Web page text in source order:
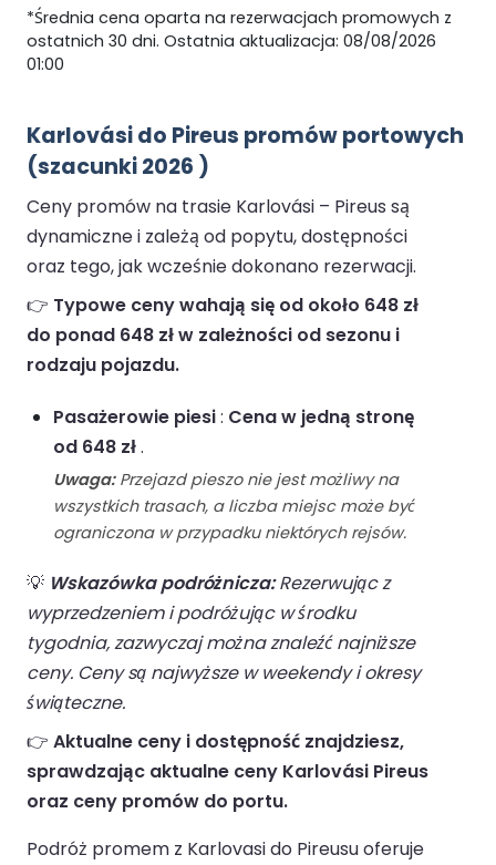
*Średnia cena oparta na rezerwacjach promowych z
ostatnich 30 dni. Ostatnia aktualizacja: 08/08/2026
01:00
Karlovási do Pireus promów portowych
(szacunki 2026 )
Ceny promów na trasie Karlovási – Pireus są
dynamiczne i zależą od popytu, dostępności
oraz tego, jak wcześnie dokonano rezerwacji.
👉 Typowe ceny wahają się od około 648 zł
do ponad 648 zł w zależności od sezonu i
rodzaju pojazdu.
Pasażerowie piesi: Cena w jedną stronę
od 648 zł.
Uwaga:Przejazd pieszo nie jest możliwy na
wszystkich trasach, a liczba miejsc może być
ograniczona w przypadku niektórych rejsów.
💡 Wskazówka podróżnicza:Rezerwując z
wyprzedzeniem i podróżując w środku
tygodnia, zazwyczaj można znaleźć najniższe
ceny. Ceny są najwyższe w weekendy i okresy
świąteczne.
👉 Aktualne ceny i dostępność znajdziesz,
sprawdzając aktualne ceny Karlovási Pireus
oraz ceny promów do portu.
Podróż promem z Karlovasi do Pireusu oferuje